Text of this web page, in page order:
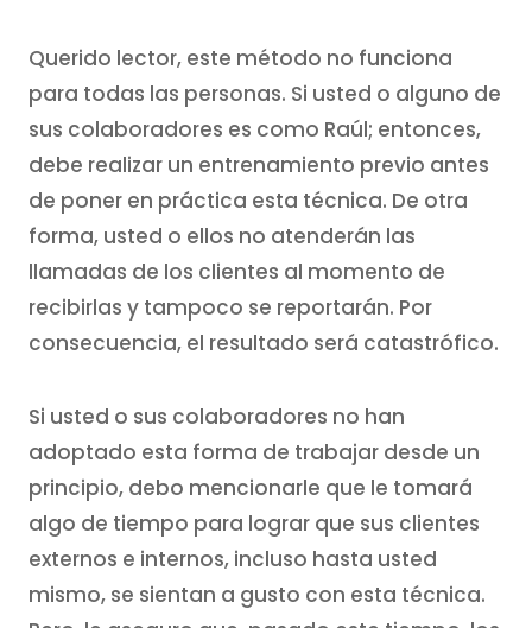
Querido lector, este método no funciona
para todas las personas. Si usted o alguno de
sus colaboradores es como Raúl; entonces,
debe realizar un entrenamiento previo antes
de poner en práctica esta técnica. De otra
forma, usted o ellos no atenderán las
llamadas de los clientes al momento de
recibirlas y tampoco se reportarán. Por
consecuencia, el resultado será catastrófico.
Si usted o sus colaboradores no han
adoptado esta forma de trabajar desde un
principio, debo mencionarle que le tomará
algo de tiempo para lograr que sus clientes
externos e internos, incluso hasta usted
mismo, se sientan a gusto con esta técnica.